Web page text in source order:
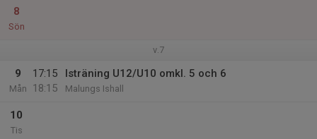
8
Sön
v.7
9
Mån
17:15
18:15
Isträning U12/U10 omkl. 5 och 6
Malungs Ishall
10
Tis